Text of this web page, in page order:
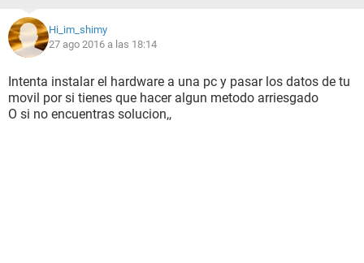
Hi_im_shimy
27 ago 2016 a las 18:14
Intenta instalar el hardware a una pc y pasar los datos de tu
movil por si tienes que hacer algun metodo arriesgado
O si no encuentras solucion,,